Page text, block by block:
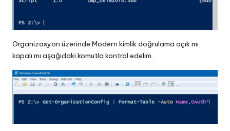
Organizasyon üzerinde Modern kimlik doğrulama açık mı,
kapalı mı aşağıdaki komutla kontrol edelim.